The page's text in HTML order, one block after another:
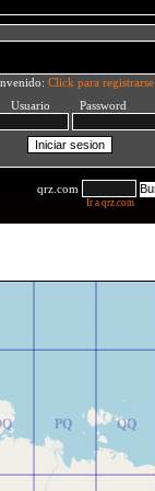
Click para registrarse
Usuario Password
qrz.com
Ir a qrz.com
PQ
PR
QQ
QR